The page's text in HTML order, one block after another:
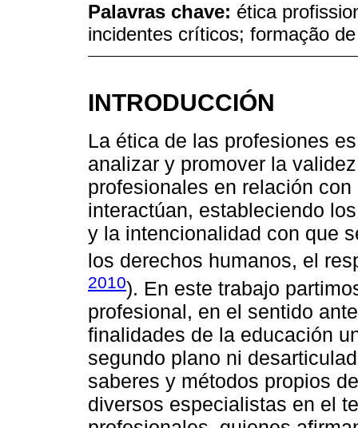
Palavras chave: ética
incidentes críticos; formação
INTRODUCCIÓN
La ética de las profesiones
analizar y promover la
profesionales en relación
interactúan, estableciendo
y la intencionalidad con que
los derechos humanos, el
2010). En este trabajo
profesional, en el sentido
finalidades de la educación
segundo plano ni
saberes y métodos propios
diversos especialistas en el